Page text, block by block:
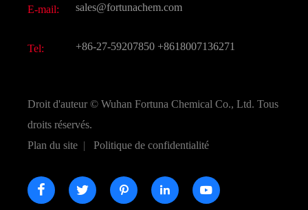
CAS chimiques
E-mail: sales@fortunachem.com
Tel: +86-27-59207850 +8618007136271
Droit d'auteur © Wuhan Fortuna Chemical Co., Ltd. Tous
droits réservés.
Plan du site | Politique de confidentialité
    